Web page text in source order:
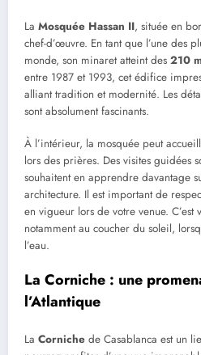
La Mosquée Hassan II, située en
chef-d’œuvre. En tant que l’une des
monde, son minaret atteint des 210
entre 1987 et 1993, cet édifice
alliant tradition et modernité. Les
sont absolument fascinants.
À l’intérieur, la mosquée peut
lors des prières. Des visites guidées
souhaitent en apprendre davantage
architecture. Il est important de
en vigueur lors de votre venue. C’est
notamment au coucher du soleil,
l’eau.
La Corniche : une
l’Atlantique
La Corniche de Casablanca est un